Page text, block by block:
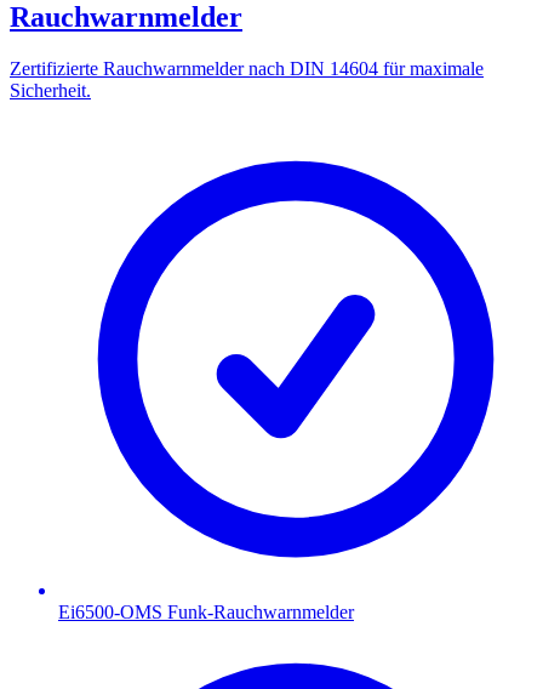
Rauchwarnmelder
Zertifizierte Rauchwarnmelder nach DIN 14604 für maximale
Sicherheit.
Ei6500-OMS Funk-Rauchwarnmelder